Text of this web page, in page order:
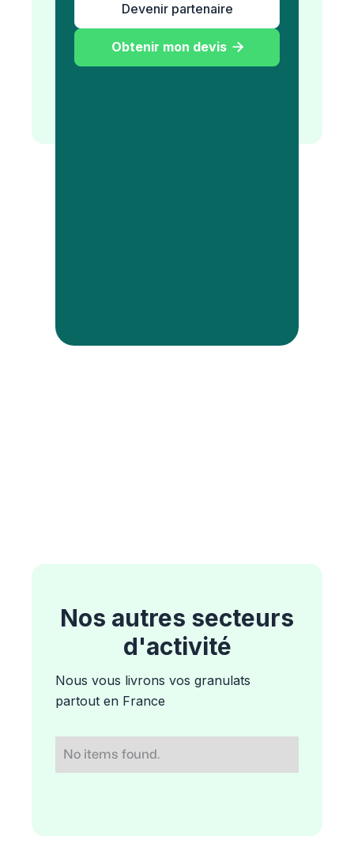
Devenir partenaire
Obtenir mon devis 
Nos autres secteurs
d'activité
Nous vous livrons vos granulats
partout en France
No items found.